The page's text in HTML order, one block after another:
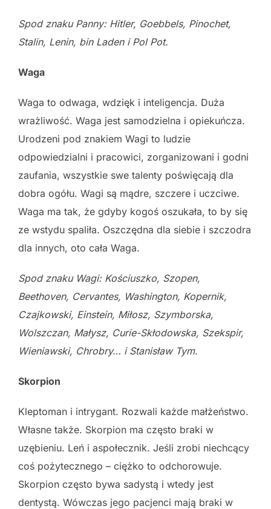
Spod znaku Panny: Hitler, Goebbels, Pinochet,
Stalin, Lenin, bin Laden i PolPot.
Waga
Waga to odwaga, wdzięk i inteligencja. Duża
wrażliwość. Waga jest samodzielna i opiekuńcza.
Urodzeni pod znakiem Wagi to ludzie
odpowiedzialni i pracowici, zorganizowani i godni
zaufania, wszystkie swe talenty poświęcają dla
dobra ogółu. Wagi są mądre, szczere i uczciwe.
Waga ma tak, że gdyby kogoś oszukała, to by się
ze wstydu spaliła. Oszczędna dla siebie i szczodra
dla innych, oto cała Waga.
Spod znaku Wagi: Kościuszko, Szopen,
Beethoven, Cervantes, Washington, Kopernik,
Czajkowski, Einstein, Miłosz, Szymborska,
Wolszczan, Małysz, Curie-Skłodowska, Szekspir,
Wieniawski, Chrobry… i Stanisław Tym.
Skorpion
Kleptoman i intrygant. Rozwali każde małżeństwo.
Własne także. Skorpion ma często braki w
uzębieniu. Leń i aspołecznik. Jeśli zrobi niechcący
coś pożytecznego – ciężko to odchorowuje.
Skorpion często bywa sadystą i wtedy jest
dentystą. Wówczas jego pacjenci mają braki w